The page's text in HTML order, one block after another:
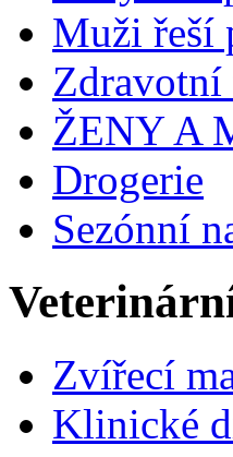
Muži řeší
Zdravotní
ŽENY A
Drogerie
Sezónní
Zvířecí
Klinické